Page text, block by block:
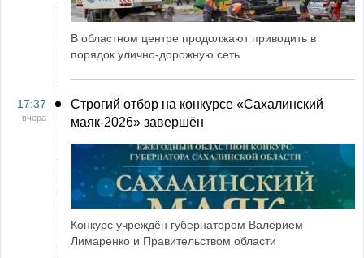
В областном центре продолжают приводить в
порядок улично-дорожную сеть
17:37
вчера
Строгий отбор на конкурсе «Сахалинский
маяк‑2026» завершён
Конкурс учреждён губернатором Валерием
Лимаренко и Правительством области